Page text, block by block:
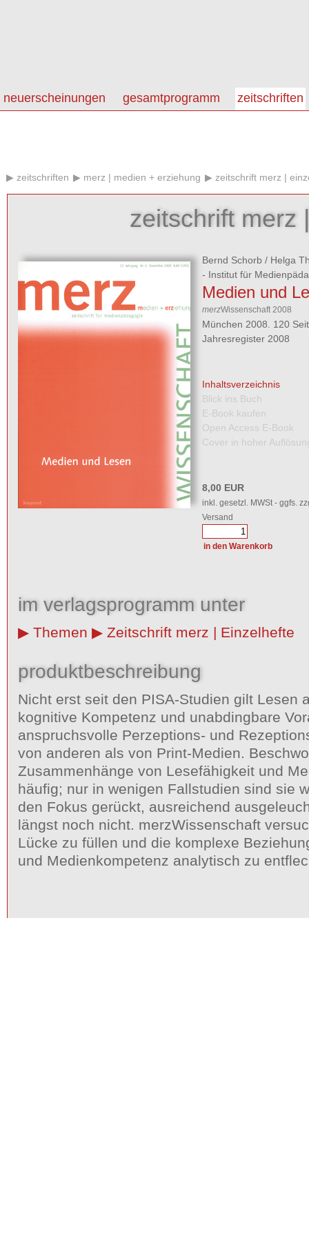
neuerscheinungen gesamtprogramm zeitschriften
zeitschriften merz | medien + erziehung zeitschrift merz |
zeitschrift merz
Bernd Schorb / Helga
- Institut für
Medien und
merzWissenschaft 2008
München 2008. 120
Jahresregister 2008
Inhaltsverzeichnis
Blick ins Buch
E-Book kaufen
Open Access E-Book
Cover in hoher
8,00 EUR
inkl. gesetzl. MWSt - ggfs.
Versand
im verlagsprogramm unter
Themen Zeitschrift merz | Einzelhefte
produktbeschreibung
Nicht erst seit den PISA-Studien gilt Lesen
kognitive Kompetenz und unabdingbare
anspruchsvolle Perzeptions- und
von anderen als von Print-Medien.
Zusammenhänge von Lesefähigkeit und
häufig; nur in wenigen Fallstudien sind sie
den Fokus gerückt, ausreichend
längst noch nicht. merzWissenschaft
Lücke zu füllen und die komplexe
und Medienkompetenz analytisch zu